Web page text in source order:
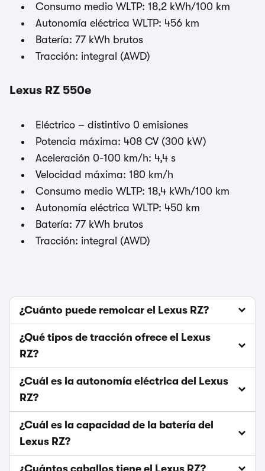
Consumo medio WLTP: 18,2 kWh/100 km
Autonomía eléctrica WLTP: 456 km
Batería: 77 kWh brutos
Tracción: integral (AWD)
Lexus RZ 550e
Eléctrico – distintivo 0 emisiones
Potencia máxima: 408 CV (300 kW)
Aceleración 0-100 km/h: 4,4 s
Velocidad máxima: 180 km/h
Consumo medio WLTP: 18,4 kWh/100 km
Autonomía eléctrica WLTP: 450 km
Batería: 77 kWh brutos
Tracción: integral (AWD)
¿Cuánto puede remolcar el Lexus RZ?
¿Qué tipos de tracción ofrece el Lexus
RZ?
¿Cuál es la autonomía eléctrica del Lexus
RZ?
¿Cuál es la capacidad de la batería del
Lexus RZ?
¿Cuántos caballos tiene el Lexus RZ?